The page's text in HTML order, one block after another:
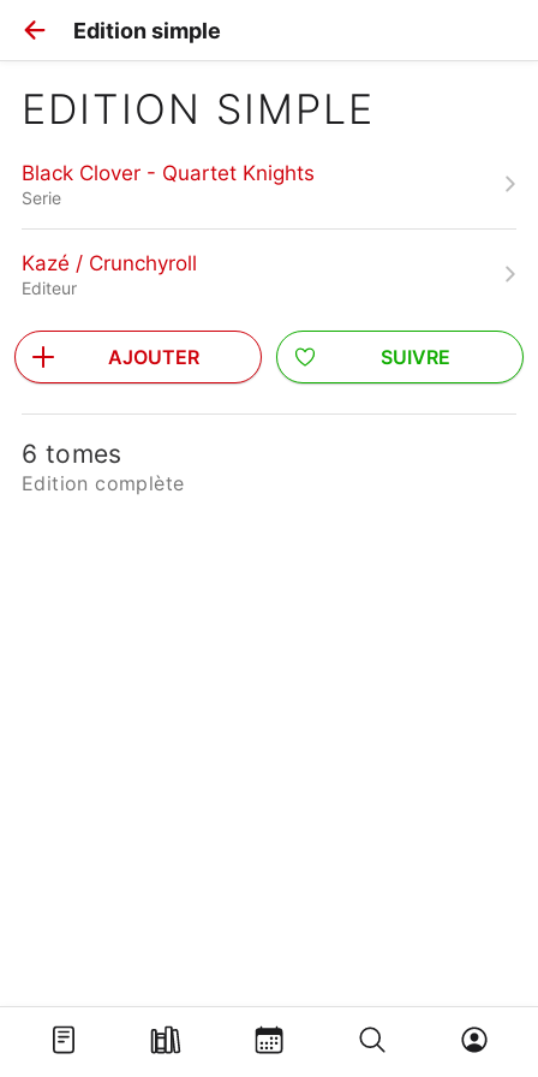
Edition simple
EDITION SIMPLE
Black Clover - Quartet Knights
Serie
Kazé / Crunchyroll
Editeur
AJOUTER SUIVRE
6 tomes
Edition complète